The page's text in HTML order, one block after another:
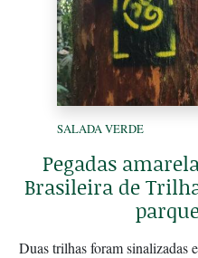
SALADA VERDE
Pegadas
Brasileira de
Duas trilhas foram sinalizadas